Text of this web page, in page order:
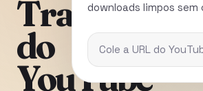
do
YouTube
downloads limpos sem